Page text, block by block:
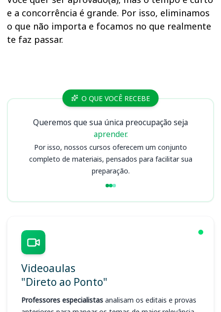
e a concorrência é grande. Por isso, eliminamos
o que não importa e focamos no que realmente
te faz passar.
Cursos O QUE VOCÊ RECEBE
Queremos que sua única preocupação seja
aprender.
Por isso, nossos cursos oferecem um conjunto
completo de materiais, pensados para facilitar sua
preparação.
Videoaulas
"Direto ao Ponto"
Professores especialistas analisam os editais e provas